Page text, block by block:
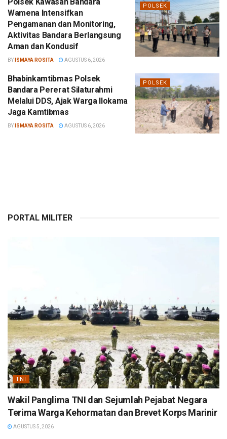
POLSEK
Wamena Intensifkan
Pengamanan dan Monitoring,
Aktivitas Bandara Berlangsung
Aman dan Kondusif
BY ISMAYA ROSITA AGUSTUS 6, 2026
POLSEK
Bhabinkamtibmas Polsek
Bandara Pererat Silaturahmi
Melalui DDS, Ajak Warga Ilokama
Jaga Kamtibmas
BY ISMAYA ROSITA AGUSTUS 6, 2026
PORTAL MILITER
TNI
Wakil Panglima TNI dan Sejumlah Pejabat Negara
Terima Warga Kehormatan dan Brevet Korps Marinir
AGUSTUS 5, 2026